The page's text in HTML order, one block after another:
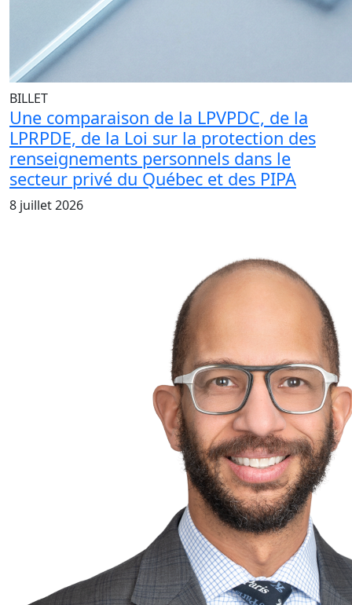
BILLET
Une comparaison de la LPVPDC, de la
LPRPDE, de la Loi sur la protection des
renseignements personnels dans le
secteur privé du Québec et des PIPA
8 juillet 2026